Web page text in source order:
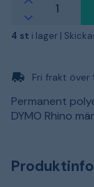
4 st i lager |
Fri frakt över
Permanent
DYMO Rhino